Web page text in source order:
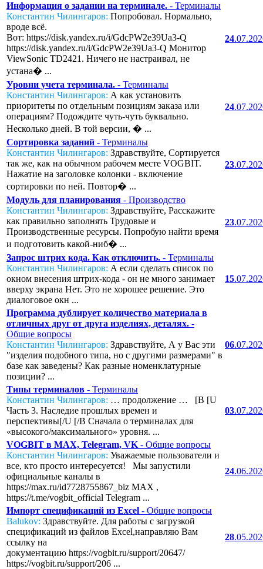
Информация о задании на терминале. - Терминалы
Константин Чилингаров: Попробовал. Нормально,
вроде всё.
Вот: https://disk.yandex.ru/i/GdcPW2e39Ua3-Q
https://disk.yandex.ru/i/GdcPW2e39Ua3-Q Монитор
ViewSonic TD2421. Ничего не настраивал, не
устана� ...
24
Уровни учета терминала. - Терминалы
Константин Чилингаров: А как установить
приоритеты по отдельным позициям заказа или
операциям? Подождите чуть-чуть буквально.
Несколько дней. В той версии, � ...
24
Сортировка заданий - Терминалы
Константин Чилингаров: Здравствуйте, Сортируется
так же, как на обычном рабочем месте VOGBIT.
Нажатие на заголовке колонки - включение
сортировки по ней. Повтор� ...
23
Модуль для планирования - Производство
Константин Чилингаров: Здравствуйте, Расскажите
как правильно заполнять Трудовые и
Производственные ресурсы. Попробую найти время
и подготовить какой-ниб� ...
23
Запрос штрих кода. Как отключить. - Терминалы
Константин Чилингаров: А если сделать список по
окном внесения штрих-кода - он не много занимает
вверху экрана Нет. Это не хорошее решение. Это
диалоговое окн ...
15
Программа дублирует количество материала в
отличных друг от друга изделиях, деталях. -
Общие вопросы
Константин Чилингаров: Здравствуйте, А у Вас эти
"изделия подобного типа, но с другими размерами" в
базе как заведены? Как разные номенклатурные
позиции? ...
06
Типы терминалов - Терминалы
Константин Чилингаров: … продолжение … [B [U
Часть 3. Наследие прошлых времен и
перспективы[/U [/B Сначала о терминалах для
«высокого/максимального» уровня. ...
03
VOGBIT в MAX, Telegram, VK - Общие вопросы
Константин Чилингаров: Уважаемые пользователи и
все, кто просто интересуется! Мы запустили
официальные каналы в
https://max.ru/id7728755867_biz MAX ,
https://t.me/vogbit_official Telegram ...
24
Импорт спецификаций из Excel - Общие вопросы
Balukov: Здравствуйте. Для работы с загрузкой
спецификаций из файлов Excel,направляю Вам
ссылку на
документацию https://vogbit.ru/support/20647/
https://vogbit.ru/support/206 ...
28